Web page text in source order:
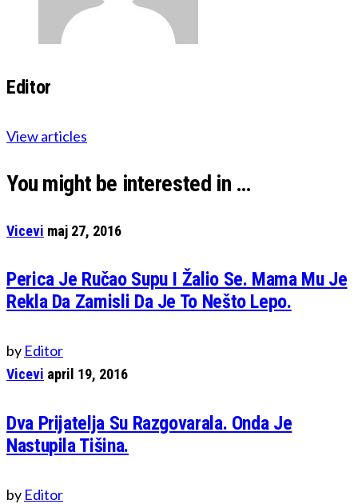
Editor
View articles
You might be interested in …
Vicevi maj 27, 2016
Perica Je Ručao Supu I Žalio Se. Mama Mu Je
Rekla Da Zamisli Da Je To Nešto Lepo.
by Editor
Vicevi april 19, 2016
Dva Prijatelja Su Razgovarala. Onda Je
Nastupila Tišina.
by Editor